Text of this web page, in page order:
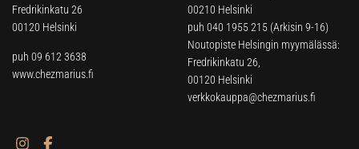
Fredrikinkatu 26
00120 Helsinki
puh 09 612 3638
www.chezmarius.fi
00210 Helsinki
puh 040 1955 215 (Arkisin 9-16)
Noutopiste Helsingin myymälässä:
Fredrikinkatu 26,
00120 Helsinki
verkkokauppa@chezmarius.fi